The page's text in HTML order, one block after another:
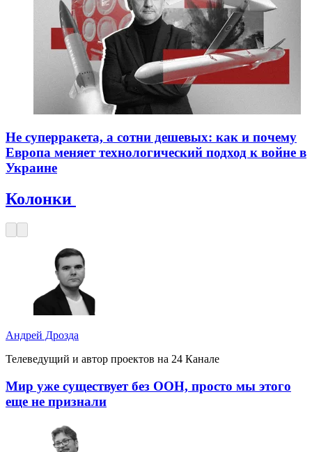
Не суперракета, а сотни дешевых: как и почему
Европа меняет технологический подход к войне в
Украине
Колонки
Андрей Дрозда
Телеведущий и автор проектов на 24 Канале
Мир уже существует без ООН, просто мы этого
еще не признали